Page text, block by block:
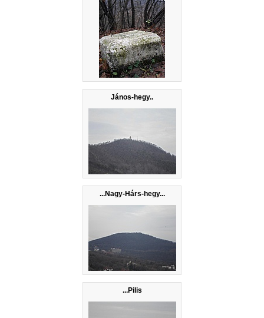
János-hegy..
...Nagy-Hárs-hegy...
...Pilis